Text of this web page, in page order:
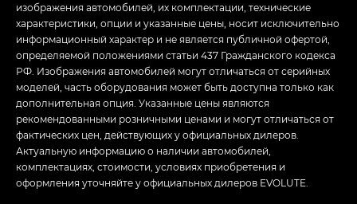
изображения автомобилей, их комплектации, технические
характеристики, опции и указанные цены, носит исключительно
информационный характер и не является публичной офертой,
определяемой положениями статьи 437 Гражданского кодекса
РФ. Изображения автомобилей могут отличаться от серийных
моделей, часть оборудования может быть доступна только как
дополнительная опция. Указанные цены являются
рекомендованными розничными ценами и могут отличаться от
фактических цен, действующих у официальных дилеров.
Актуальную информацию о наличии автомобилей,
комплектациях, стоимости, условиях приобретения и
оформления уточняйте у официальных дилеров EVOLUTE.